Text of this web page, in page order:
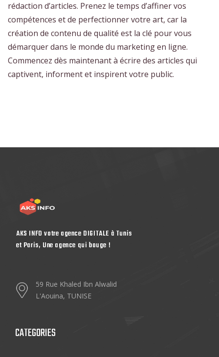
rédaction d’articles. Prenez le temps d’affiner vos
compétences et de perfectionner votre art, car la
création de contenu de qualité est la clé pour vous
démarquer dans le monde du marketing en ligne.
Commencez dès maintenant à écrire des articles qui
captivent, informent et inspirent votre public.
AKS INFO votre agence DIGITALE à Tunis
et Paris, Une agence qui bouge !
59 Rue Khaled Ibn Alwalid
L'Aouina, TUNISE
CATEGORIES